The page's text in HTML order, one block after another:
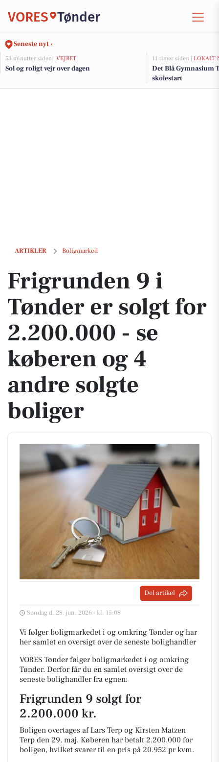
VORES Tønder
Seneste nyt ›
53 minutter siden | VEJRET
Sol og roligt vejr over dagen
11 timer siden | LOKALT
Det Blå Gymnasium
skolestart
ARTIKLER Boligmarked
Frigrunden 9 i Tønder er solgt for 2.200.000 - se køberen og 4
Frigrunden 9 i
Tønder er solgt for
2.200.000 - se
køberen og 4
andre solgte
boliger
Del artikel
Søndag d. 28. jun. 2026 - kl. 15:08
Vi følger boligmarkedet i og omkring Tønder og har
her samlet en oversigt over de seneste bolighandler
VORES Tønder følger boligmarkedet i og omkring
Tønder. Derfor får du en samlet oversigt over de
seneste bolighandler fra egnen:
Frigrunden 9 solgt for
2.200.000 kr.
Boligen overtages af Lars Terp og Kirsten Matzen
Terp den 29. maj. Køberen har betalt 2.200.000 for
boligen, hvilket svarer til en pris på 20.952 pr kvm.